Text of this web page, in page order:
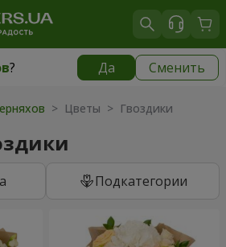
? Да Сменить
|
> Цветы > Гвоздики
Подкатегории